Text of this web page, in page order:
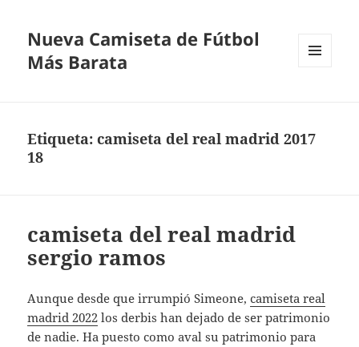
Nueva Camiseta de Fútbol
Más Barata
Etiqueta:camiseta del real madrid 2017
18
camiseta del real madrid
sergio ramos
Aunque desde que irrumpió Simeone,camiseta real
madrid 2022 los derbis han dejado de ser patrimonio
de nadie. Ha puesto como aval su patrimonio para